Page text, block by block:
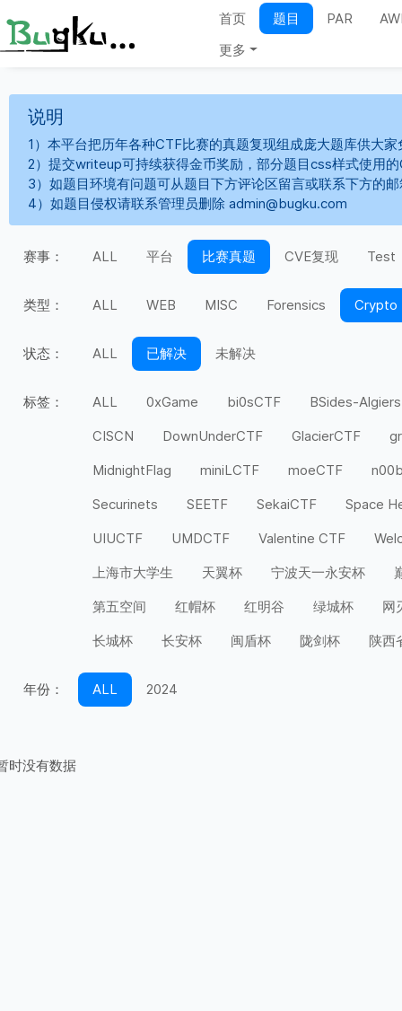
首页 题目 PAR
更多
说明
1）本平台把历年各种CTF比赛的真题复现组成庞大题库供大
2）提交writeup可持续获得金币奖励，部分题目css样式使用
3）如题目环境有问题可从题目下方评论区留言或联系下方的
4）如题目侵权请联系管理员删除 admin@bugku.com
赛事： ALL 平台 比赛真题 CVE复现 Test
类型： ALL WEB MISC Forensics Crypto
状态： ALL 已解决 未解决
标签： ALL 0xGame bi0sCTF
BSides-Algiers
CISCN
DownUnderCTF GlacierCTF
MidnightFlag
miniLCTF moeCTF
Securinets
SEETF SekaiCTF
Space
UIUCTF
UMDCTF Valentine CTF
上海市大学生
天翼杯 宁波天一永安杯
第五空间
红帽杯 红明谷 绿城杯
网
长城杯
长安杯 闽盾杯 陇剑杯 陕西
年份： ALL 2024
时没有数据